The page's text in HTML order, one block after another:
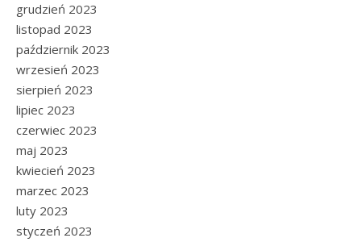
grudzień 2023
listopad 2023
październik 2023
wrzesień 2023
sierpień 2023
lipiec 2023
czerwiec 2023
maj 2023
kwiecień 2023
marzec 2023
luty 2023
styczeń 2023